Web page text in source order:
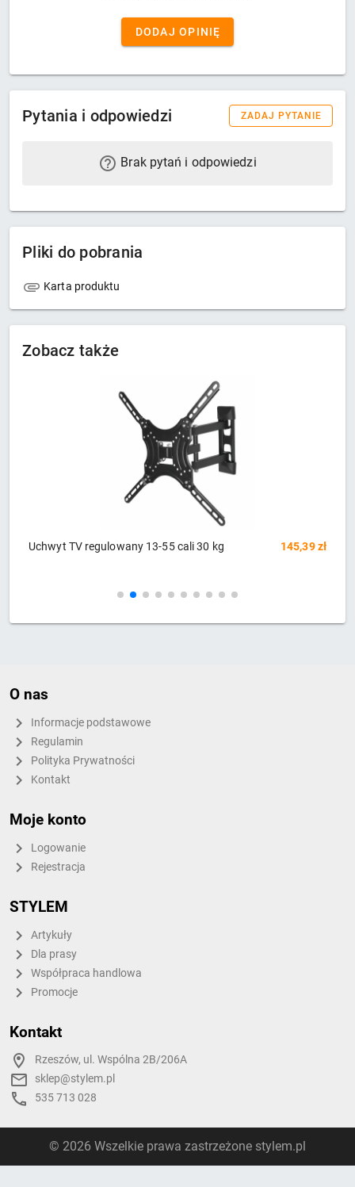
DODAJ OPINIĘ
Pytania i odpowiedzi ZADAJ PYTANIE
Brak pytań i odpowiedzi
Pliki do pobrania
Karta produktu
Zobacz także
GEMBIRD uchwyt ścienny do telewizora 56,35 zł
O nas
Informacje podstawowe
Regulamin
Polityka Prywatności
Kontakt
Moje konto
Logowanie
Rejestracja
STYLEM
Artykuły
Dla prasy
Współpraca handlowa
Promocje
Kontakt
Rzeszów, ul. Wspólna 2B/206A
sklep@stylem.pl
535 713 028
© 2026 Wszelkie prawa zastrzeżone stylem.pl